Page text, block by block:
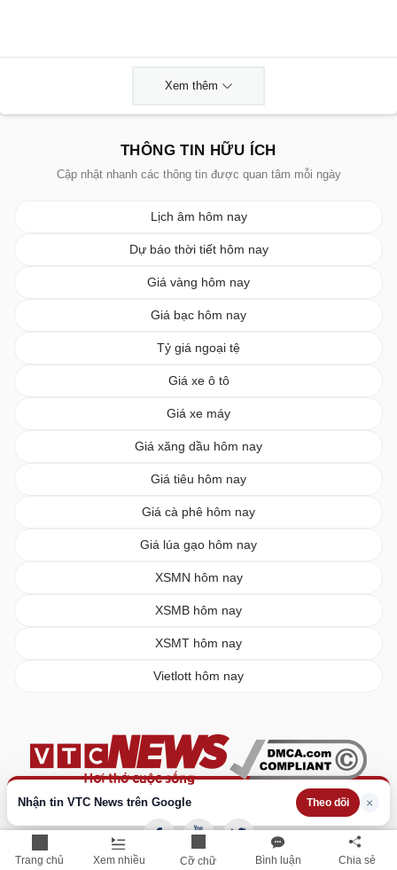
Trang chủ Xem nhiều Cỡ chữ Bình luận Chia sẻ
Nhận tin VTC News trên Google Theo dõi ×
Xem thêm
THÔNG TIN HỮU ÍCH
Cập nhật nhanh các thông tin được quan tâm mỗi ngày
Lịch âm hôm nay
Dự báo thời tiết hôm nay
Giá vàng hôm nay
Giá bạc hôm nay
Tỷ giá ngoại tệ
Giá xe ô tô
Giá xe máy
Giá xăng dầu hôm nay
Giá tiêu hôm nay
Giá cà phê hôm nay
Giá lúa gạo hôm nay
XSMN hôm nay
XSMB hôm nay
XSMT hôm nay
Vietlott hôm nay